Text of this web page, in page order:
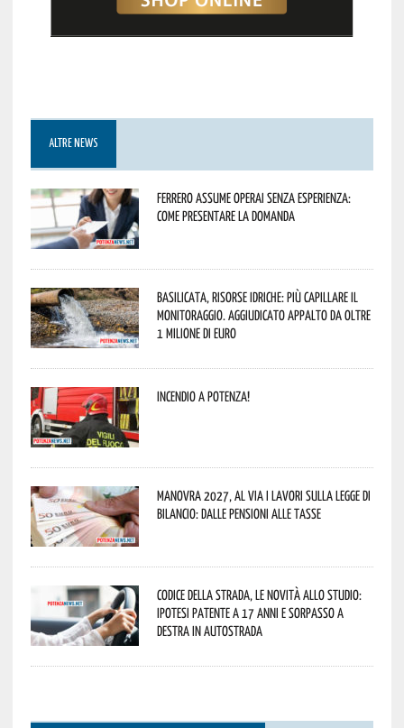
ALTRE NEWS
Ferrero assume operai senza esperienza:
come presentare la domanda
Basilicata, Risorse idriche: più capillare il
monitoraggio. Aggiudicato appalto da oltre
1 milione di euro
Incendio a Potenza!
Manovra 2027, al via i lavori sulla Legge di
Bilancio: dalle pensioni alle tasse
Codice della strada, le novità allo studio:
ipotesi patente a 17 anni e sorpasso a
destra in autostrada